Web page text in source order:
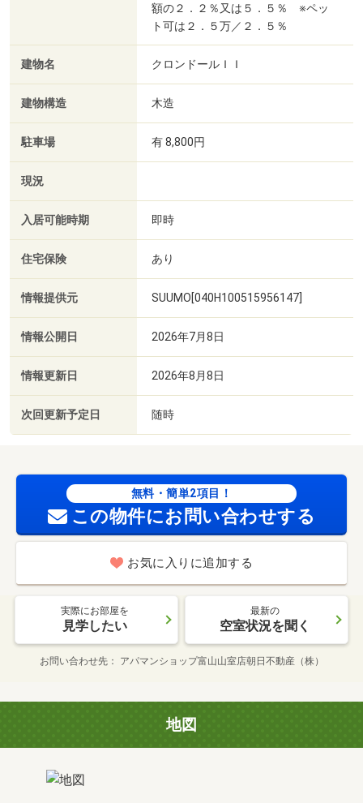
額の２．２％又は５．５％ ※ペッ
ト可は２．５万／２．５％
建物名 クロンドールＩＩ
建物構造 木造
駐車場 有 8,800円
現況
入居可能時期 即時
住宅保険 あり
情報提供元 SUUMO[040H100515956147]
情報公開日 2026年7月8日
情報更新日 2026年8月8日
次回更新予定日 随時
無料・簡単2項目！
この物件にお問い合わせする
お気に入りに追加する
実際にお部屋を
見学したい
最新の
空室状況を聞く
お問い合わせ先 アパマンショップ富山山室店朝日不動産（株）
地図